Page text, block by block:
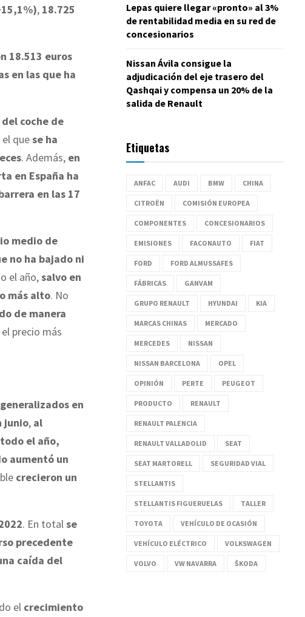
, 18.725
18.513 euros
en las que ha
coche de
quese ha
. Además, en
en España ha
en las 17
medio de
no ha bajado ni
el año,salvo en
más alto. No
de manera
precio más
en
junio, al
el año,
aumentó un
crecieron un
. En totalse
precedente
caída del
el crecimiento
Lepas quiere llegar «pronto» al 3%
de rentabilidad media en su red de
concesionarios
Nissan Ávila consigue la
adjudicación del eje trasero del
Qashqai y compensa un 20% de la
salida de Renault
Etiquetas
ANFAC AUDI BMW CHINA
CITROËN COMISIÓN EUROPEA
COMPONENTES CONCESIONARIOS
EMISIONES FACONAUTO FIAT
FORD FORD ALMUSSAFES
FÁBRICAS GANVAM
GRUPO RENAULT HYUNDAI KIA
MARCAS CHINAS MERCADO
MERCEDES NISSAN
NISSAN BARCELONA OPEL
OPINIÓN PERTE PEUGEOT
PRODUCTO RENAULT
RENAULT PALENCIA
RENAULT VALLADOLID SEAT
SEAT MARTORELL SEGURIDAD VIAL
STELLANTIS
STELLANTIS FIGUERUELAS TALLER
TOYOTA VEHÍCULO DE OCASIÓN
VEHÍCULO ELÉCTRICO VOLKSWAGEN
VOLVO VW NAVARRA ŠKODA